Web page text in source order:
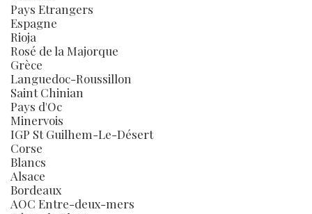
Pays Etrangers
Espagne
Rioja
Rosé de la Majorque
Grèce
Languedoc-Roussillon
Saint Chinian
Pays d'Oc
Minervois
IGP St Guilhem-Le-Désert
Corse
Blancs
Alsace
Bordeaux
AOC Entre-deux-mers